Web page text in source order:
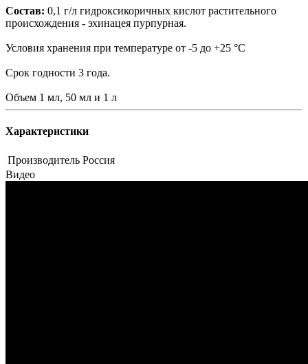
Состав: 0,1 г/л гидроксикоричных кислот растительного
происхождения - эхинацея пурпурная.
Условия хранения при температуре от -5 до +25 °С​
Срок годности 3 года.
Объем 1 мл, 50 мл и 1 л
Характеристики
Производитель Россия
Видео